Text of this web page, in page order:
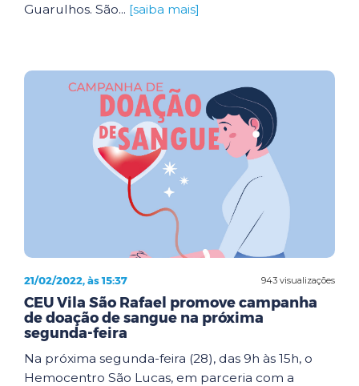
Guarulhos. São... [saiba mais]
943 visualizações
21/02/2022, às 15:37
CEU Vila São Rafael promove campanha
de doação de sangue na próxima
segunda-feira
Na próxima segunda-feira (28), das 9h às 15h, o
Hemocentro São Lucas, em parceria com a